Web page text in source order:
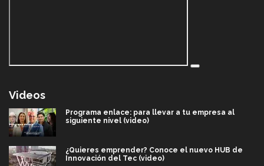
Videos
Programa enlace: para llevar a tu empresa al
siguiente nivel (video)
¿Quieres emprender? Conoce el nuevo HUB de
Innovación del Tec (video)